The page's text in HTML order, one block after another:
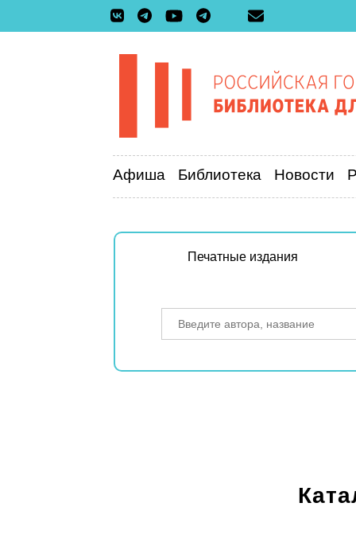
Афиша Библиотека Новости
Печатные издания